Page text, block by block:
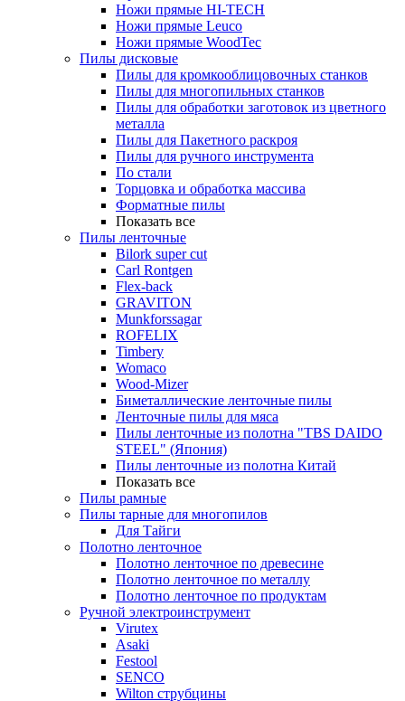
Ножи прямые HI-TECH
Ножи прямые Leuco
Ножи прямые WoodTec
Пилы дисковые
Пилы для кромкооблицовочных станков
Пилы для многопильных станков
Пилы для обработки заготовок из цветного
металла
Пилы для Пакетного раскроя
Пилы для ручного инструмента
По стали
Торцовка и обработка массива
Форматные пилы
Показать все
Пилы ленточные
Bilork super cut
Carl Rontgen
Flex-back
GRAVITON
Munkforssagar
ROFELIX
Timbery
Womaco
Wood-Mizer
Биметаллические ленточные пилы
Ленточные пилы для мяса
Пилы ленточные из полотна "TBS DAIDO
STEEL" (Япония)
Пилы ленточные из полотна Китай
Показать все
Пилы рамные
Пилы тарные для многопилов
Для Тайги
Полотно ленточное
Полотно ленточное по древесине
Полотно ленточное по металлу
Полотно ленточное по продуктам
Ручной электроинструмент
Virutex
Asaki
Festool
SENCO
Wilton струбцины